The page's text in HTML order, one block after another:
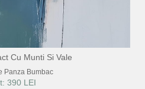
Cu Munti Si Vale
Panza Bumbac
390 LEI